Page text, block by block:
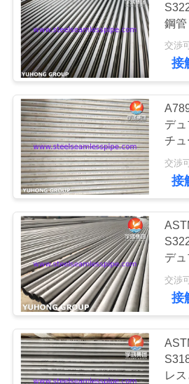
行
管
に
二重ステン
の管
二重ステン
の管
ニードルチ
鋼管
耐性
接
デ
チュ
よ
渦
済み
交渉
接
デュ
ル
ブ,
ッ
接
レ